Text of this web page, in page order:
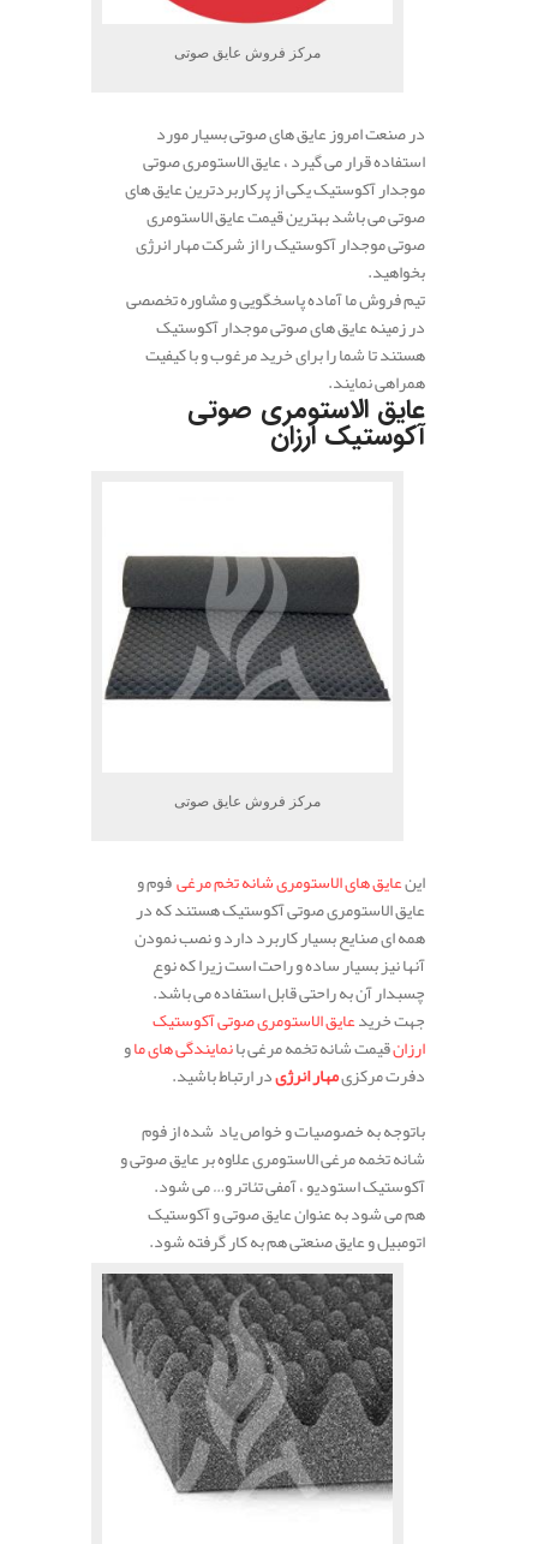
مرکز فروش عایق صوتی
در صنعت امروز عایق های صوتی بسیار مورد
استفاده قرار می گیرد ، عایق الاستومری صوتی
موجدار آکوستیک یکی از پرکاربردترین عایق های
صوتی می باشد بهترین قیمت عایق الاستومری
صوتی موجدار آکوستیک را از شرکت مهار انرژی
بخواهید.
تیم فروش ما آماده پاسخگویی و مشاوره تخصصی
در زمینه عایق های صوتی موجدار آکوستیک
هستند تا شما را برای خرید مرغوب و با کیفیت
همراهی نمایند.
عایق الاستومری صوتی
آکوستیک ارزان
مرکز فروش عایق صوتی
اینعایق های الاستومری شانه تخم مرغیفوم و
عایق الاستومری صوتی آکوستیک هستند که در
همه ای صنایع بسیار کاربرد دارد و نصب نمودن
آنها نیز بسیار ساده و راحت است زیرا که نوع
چسبدار آن به راحتی قابل استفاده می باشد.
جهت خریدعایق الاستومری صوتی آکوستیک
ارزانقیمت شانه تخمه مرغی بانمایندگی های ماو
دفرت مرکزیمهار انرژیدر ارتباط باشید.
باتوجه به خصوصیات و خواص یاد شده از فوم
شانه تخمه مرغی الاستومری علاوه بر عایق صوتی و
آکوستیک استودیو ، آمفی تئاتر و… می شود.
هم می شود به عنوان عایق صوتی و آکوستیک
اتومبیل و عایق صنعتی هم به کار گرفته شود.